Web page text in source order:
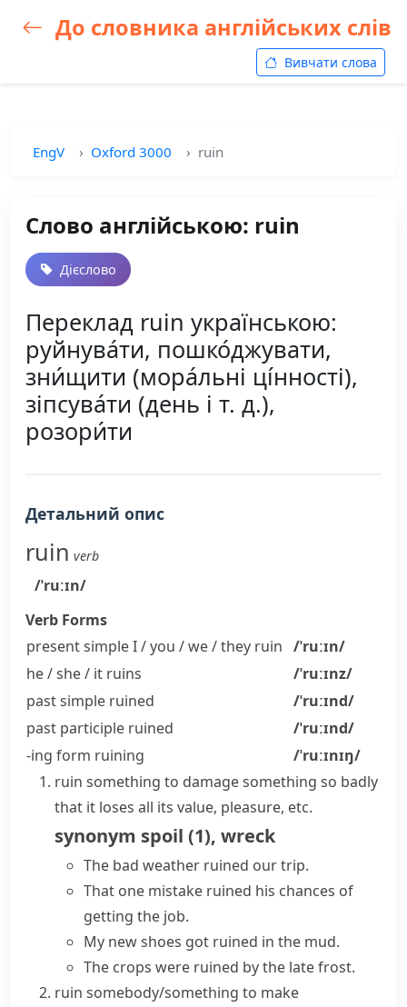
До словника англійських слів
Вивчати слова
EngV Oxford 3000 ruin
Слово англійською: ruin
Дієслово
Переклад ruin українською:
руйнува́ти, пошко́джувати,
зни́щити (мора́льні ці́нності),
зіпсува́ти (день і т. д.),
розори́ти
Детальний опис
ruin verb
/ˈruːɪn/
Verb Forms
present simple I / you / we / they ruin /ˈruːɪn/
he / she / it ruins
/ˈruːɪnz/
past simple ruined
/ˈruːɪnd/
past participle ruined
/ˈruːɪnd/
-ing form ruining
/ˈruːɪnɪŋ/
ruin something to damage something so badly
that it loses all its value, pleasure, etc.
synonym spoil (1), wreck
The bad weather ruined our trip.
That one mistake ruined his chances of
getting the job.
My new shoes got ruined in the mud.
The crops were ruined by the late frost.
ruin somebody/something to make